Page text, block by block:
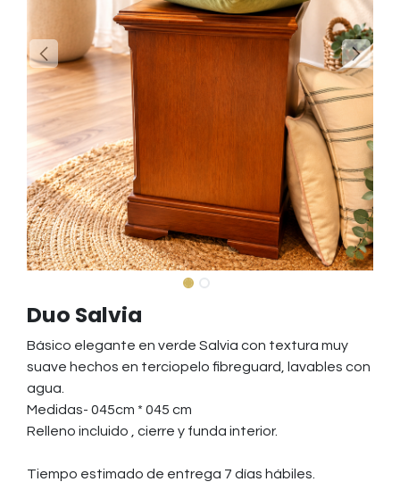
Duo Salvia
Básico elegante en verde Salvia con textura muy
suave hechos en terciopelo fibreguard, lavables con
agua.
Medidas- 045cm * 045 cm
Relleno incluido , cierre y funda interior.
Tiempo estimado de entrega 7 días hábiles.